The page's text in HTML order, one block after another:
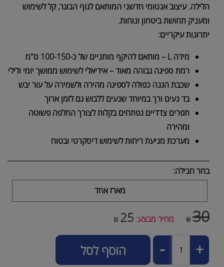
הלילה. עיצוב אנטומי חדשני המותאם לגוף הבוגר, קל לשימוש
ומעניק תחושת ביטחון ונוחות.
יתרונות עיקריים:
מידה L – מותאם להיקף מותניים של כ-100-150 ס"מ
רמת ספיגה גבוהה מאוד – אידיאלי לשימוש ממושך יומי ולילי
שכבת הגנה כפולה לספיגה מהירה ולשמירה על עור יבש
בד נעים ורך במיוחד שנעים ללבוש גם לזמן ארוך
תפרים צדדיים נפתחים בקלות לצורך החלפה פשוטה
ומהירה
מערכת מניעת ריחות לשימוש דיסקרטי ובטוח
בחר חבילה:
מארז אחד
₪ 30 מחיר מבצע: ₪ 25
הוסף לסל